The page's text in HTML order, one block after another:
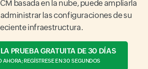
basada en la nube, puede ampliarla
las configuraciones de su
infraestructura.
PRUEBA GRATUITA DE 30 DÍAS
AHORA; REGÍSTRESE EN 30 SEGUNDOS